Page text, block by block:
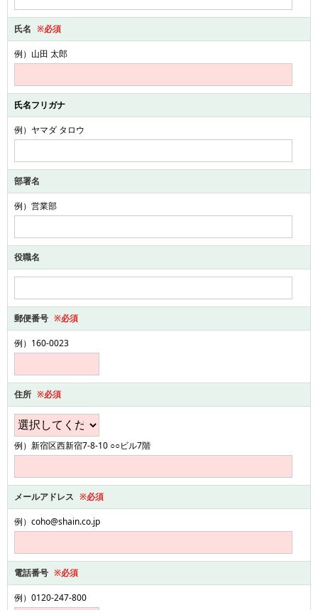
氏名 ※必須
例）山田 太郎
氏名フリガナ
例）ヤマダ タロウ
部署名
例）営業部
役職名
郵便番号 ※必須
例）160-0023
住所 ※必須
例）新宿区西新宿7-8-10 ○○ビル7階
メールアドレス ※必須
例）coho@shain.co.jp
電話番号 ※必須
例）0120-247-800